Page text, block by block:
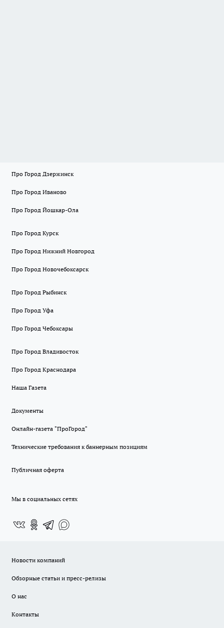
Про Город Дзержинск
Про Город Иваново
Про Город Йошкар-Ола
Про Город Курск
Про Город Нижний Новгород
Про Город Новочебоксарск
Про Город Рыбинск
Про Город Уфа
Про Город Чебоксары
Про Город Владивосток
Про Город Краснодара
Наша Газета
Документы
Онлайн-газета "ПроГород"
Технические требования к баннерным позициям
Публичная оферта
Мы в социальных сетях
Новости компаний
Обзорные статьи и пресс-релизы
О нас
Контакты